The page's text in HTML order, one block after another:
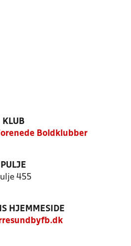
KLUB
Boldklubber
PULJE
455
HJEMMESIDE